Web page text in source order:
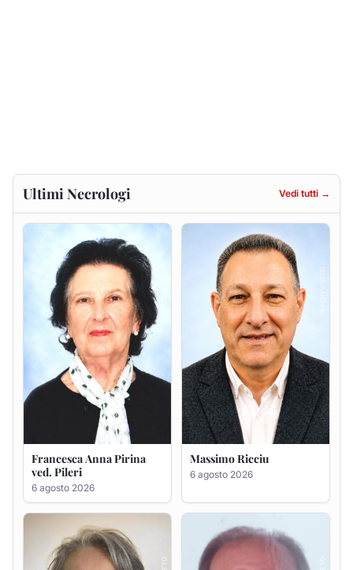
Francesca Anna Pirina
ved. Pileri
6 agosto 2026
Massimo Ricciu
6 agosto 2026
Maria Teresa Floris ved.
6 agosto 2026
Renzo Murrai
5 agosto 2026